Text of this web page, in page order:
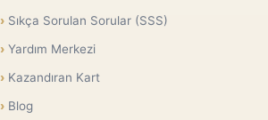
Sıkça Sorulan Sorular (SSS)
Yardım Merkezi
Kazandıran Kart
Blog